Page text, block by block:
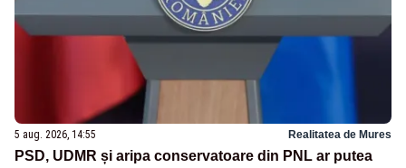
5 aug. 2026, 14:55 Realitatea de Mures
PSD, UDMR și aripa conservatoare din PNL ar putea